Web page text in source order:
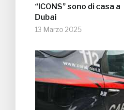
“ICONS” sono di casa a
Dubai
13 Marzo 2025